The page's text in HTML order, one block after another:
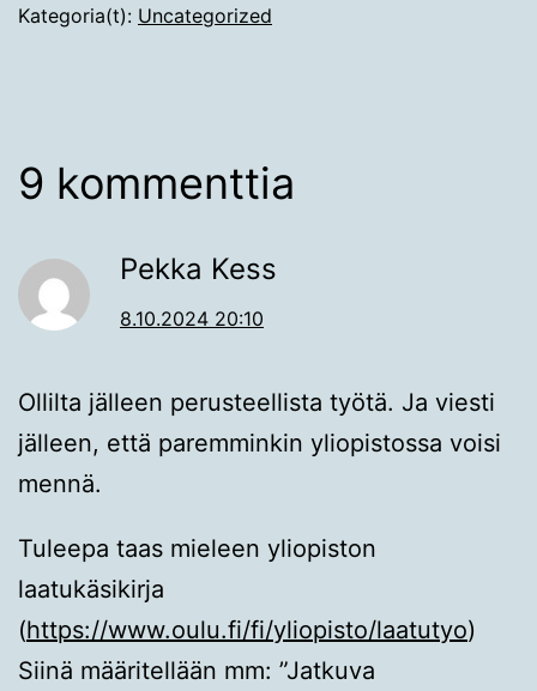
Kategoria(t): Uncategorized
9 kommenttia
Pekka Kess
8.10.2024 20:10
Ollilta jälleen perusteellista työtä. Ja viesti
jälleen, että paremminkin yliopistossa voisi
mennä.
Tuleepa taas mieleen yliopiston
laatukäsikirja
(https://www.oulu.fi/fi/yliopisto/laatutyo)
Siinä määritellään mm: ”Jatkuva